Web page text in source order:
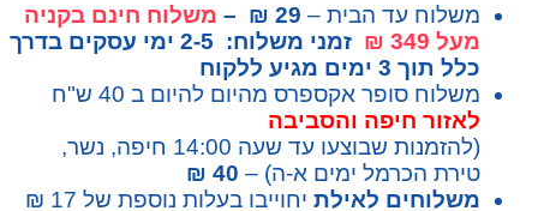
משלוח עד הבית – 29 ₪ –
משלוח חינם בקניה
מעל 349 ₪
זמני משלוח: 2-5 ימי עסקים בדרך
כלל תוך 3 ימים מגיע ללקוח
משלוח סופר אקספרס מהיום להיום ב 40 ש"ח
לאזור חיפה והסביבה
(להזמנות שבוצעו עד שעה 14:00 חיפה, נשר,
טירת הכרמל ימים א-ה) – 40 ₪
משלוחים לאילתיחוייבו בעלות נוספת של 17 ₪